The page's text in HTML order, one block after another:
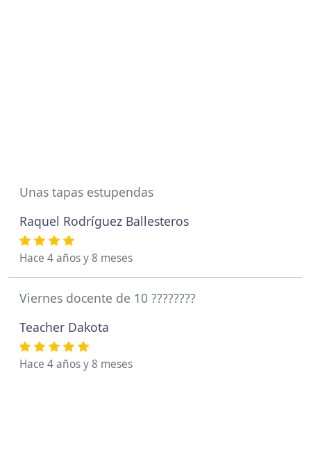
Unas tapas estupendas
Raquel Rodríguez Ballesteros
Hace 4 años y 8 meses
Viernes docente de 10 ????????
Teacher Dakota
Hace 4 años y 8 meses